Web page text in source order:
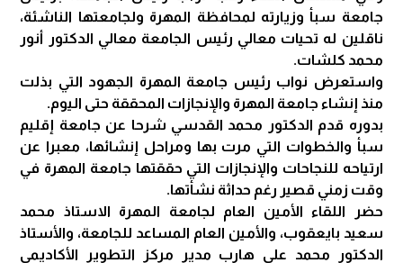
جامعة سبأ وزيارته لمحافظة المهرة ولجامعتها الناشئة،
ناقلين له تحيات معالي رئيس الجامعة معالي الدكتور أنور
محمد كلشات.
واستعرض نواب رئيس جامعة المهرة الجهود التي بذلت
منذ إنشاء جامعة المهرة والإنجازات المحققة حتى اليوم.
بدوره قدم الدكتور محمد القدسي شرحا عن جامعة إقليم
سبأ والخطوات التي مرت بها ومراحل إنشائها، معبرا عن
ارتياحه للنجاحات والإنجازات التي حققتها جامعة المهرة في
وقت زمني قصير رغم حداثة نشأتها.
حضر اللقاء الأمين العام لجامعة المهرة الاستاذ محمد
سعيد بايعقوب، والأمين العام المساعد للجامعة، والأستاذ
الدكتور محمد علي هارب مدير مركز التطوير الأكاديمي